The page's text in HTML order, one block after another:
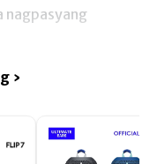
nagpasyang
›